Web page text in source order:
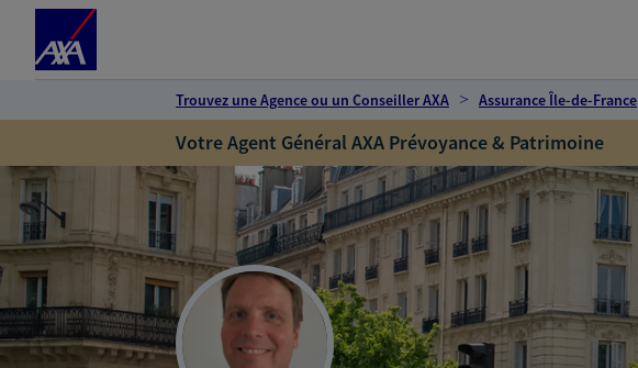
Trouvez une Agence ou un Conseiller AXA Assurance Île-de-France
Votre Agent Général AXA Prévoyance & Patrimoine